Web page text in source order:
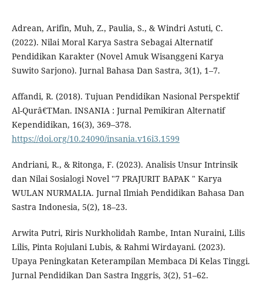
Adrean, Arifin, Muh, Z., Paulia, S., & Windri Astuti, C.
(2022). Nilai Moral Karya Sastra Sebagai Alternatif
Pendidikan Karakter (Novel Amuk Wisanggeni Karya
Suwito Sarjono). Jurnal Bahasa Dan Sastra, 3(1), 1–7.
Affandi, R. (2018). Tujuan Pendidikan Nasional Perspektif
Al-Qurâ€TMan. INSANIA : Jurnal Pemikiran Alternatif
Kependidikan, 16(3), 369–378.
https://doi.org/10.24090/insania.v16i3.1599
Andriani, R., & Ritonga, F. (2023). Analisis Unsur Intrinsik
dan Nilai Sosialogi Novel "7 PRAJURIT BAPAK " Karya
WULAN NURMALIA. Jurnal Ilmiah Pendidikan Bahasa Dan
Sastra Indonesia, 5(2), 18–23.
Arwita Putri, Riris Nurkholidah Rambe, Intan Nuraini, Lilis
Lilis, Pinta Rojulani Lubis, & Rahmi Wirdayani. (2023).
Upaya Peningkatan Keterampilan Membaca Di Kelas Tinggi.
Jurnal Pendidikan Dan Sastra Inggris, 3(2), 51–62.